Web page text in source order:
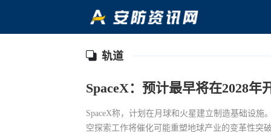
轨道
SpaceX：预计最早将在2028
SpaceX称，计划在月球和火星建立制造基础设
空探索工作将催化可能重塑地球产业的变革性突